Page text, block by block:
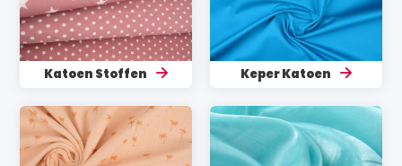
Katoen Stoffen Keper Katoen